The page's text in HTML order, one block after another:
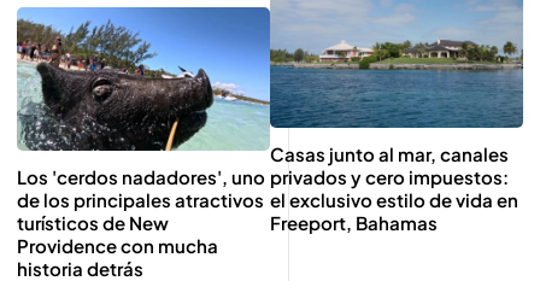
Los 'cerdos nadadores', uno
de los principales atractivos
turísticos de New
Providence con mucha
historia detrás
Casas junto al mar, canales
privados y cero impuestos:
el exclusivo estilo de vida en
Freeport, Bahamas